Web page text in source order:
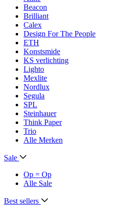
Beacon
Brilliant
Calex
Design For The People
ETH
Konstsmide
KS verlichting
Lighto
Mexlite
Nordlux
Segula
SPL
Steinhauer
Think Paper
Trio
Alle Merken
Sale
Op = Op
Alle Sale
Best sellers